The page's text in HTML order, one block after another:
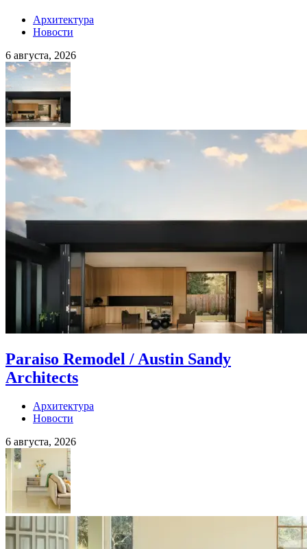
Архитектура
Новости
6 августа, 2026
Paraiso Remodel / Austin Sandy
Architects
Архитектура
Новости
6 августа, 2026